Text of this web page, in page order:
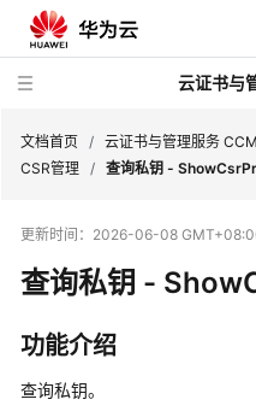
云证书与
新
动
态
服
务
公
文档首页 / 云证书与管理服务 CCM
CSR管理 / 查询私钥 -
更新时间： 2026-06-08
查询私钥 -
功能介绍
查询私钥。